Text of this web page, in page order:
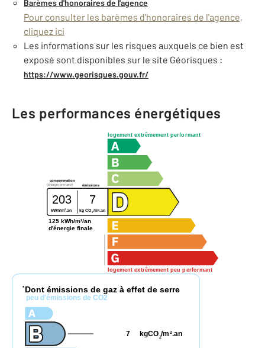
Barèmes d'honoraires de l'agence
Pour consulter les barèmes d'honoraires de l'agence,
cliquez ici
Les informations sur les risques auxquels ce bien est
exposé sont disponibles sur le site Géorisques :
https://www.georisques.gouv.fr/
Les performances énergétiques
logement extrêmement performant
logement extrêmement peu performant
consommation
émissions
(énergie primaire)
203 7
kWh/m2.an kg CO2 /m2 .an
125 kWh/m²/an
d'énergie finale
* Dont émissions de gaz à effet de serre
peu d'émissions de CO2
kgCO2/m 2.an
7